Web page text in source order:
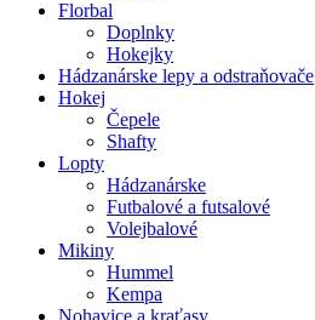
Florbal
Doplnky
Hokejky
Hádzanárske lepy a odstraňovače
Hokej
Čepele
Shafty
Lopty
Hádzanárske
Futbalové a futsalové
Volejbalové
Mikiny
Hummel
Kempa
Nohavice a kraťasy